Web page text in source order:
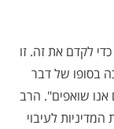
לקדם את זה. זו
בסופו של דבר
שואפים". הרב
לעיבוי